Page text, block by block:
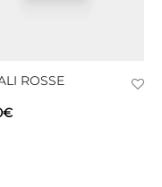
ROSSE
€